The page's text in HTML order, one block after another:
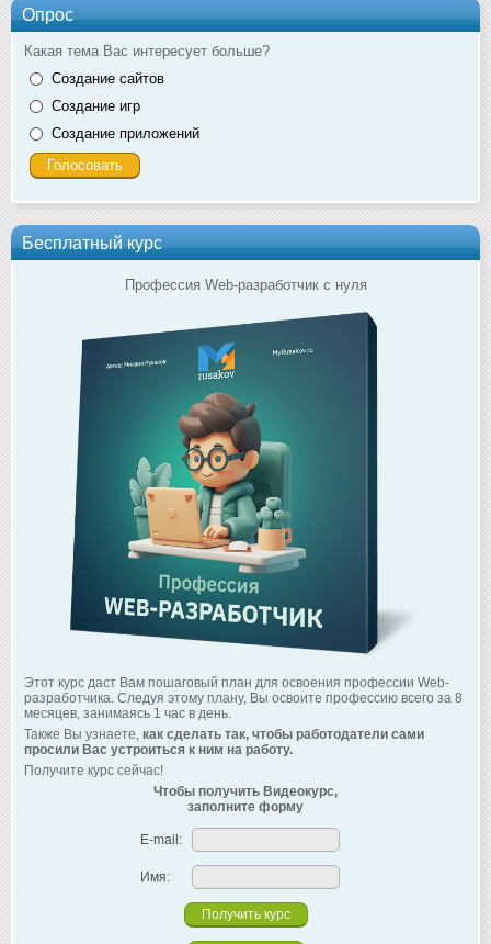
Опрос
Какая тема Вас интересует больше?
Создание сайтов
Создание игр
Создание приложений
Бесплатный курс
Профессия Web-разработчик с нуля
Этот курс даст Вам пошаговый план для освоения профессии Web-
разработчика. Следуя этому плану, Вы освоите профессию всего за 8
месяцев, занимаясь 1 час в день.
Также Вы узнаете, как сделать так, чтобы работодатели сами
просили Вас устроиться к ним на работу.
Получите курс сейчас!
Чтобы получить Видеокурс,
заполните форму
E-mail:
Имя: